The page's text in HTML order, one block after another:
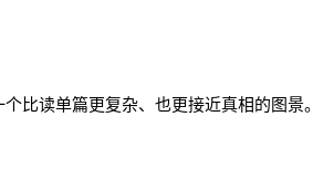
比读单篇更复杂、也更接近真相的图景。